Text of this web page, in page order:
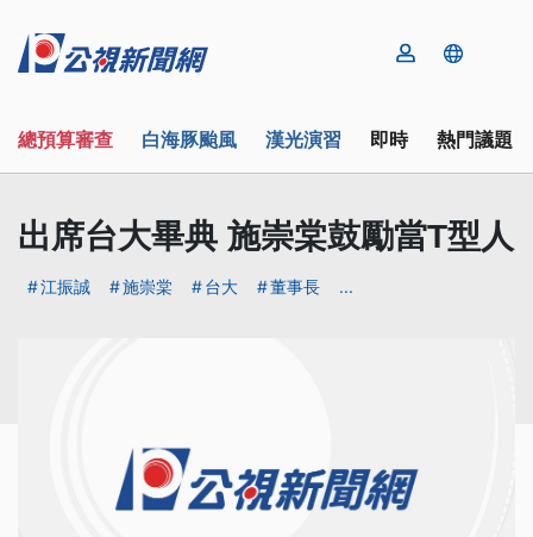
總預算審查 白海豚颱風 漢光演習 即時 熱門議題
出席台大畢典 施崇棠鼓勵當T型人
江振誠 施崇棠 台大 董事長 ...